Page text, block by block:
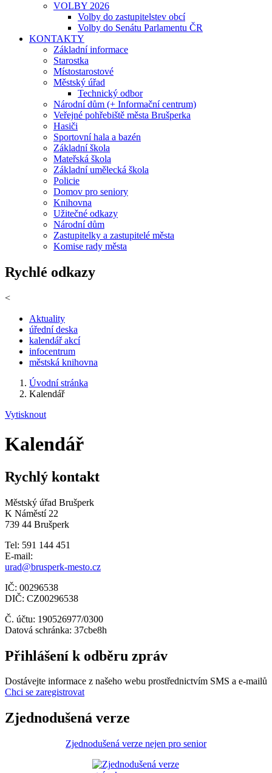
VOLBY 2026
Volby do zastupitelstev obcí
Volby do Senátu Parlamentu ČR
KONTAKTY
Základní informace
Starostka
Místostarostové
Městský úřad
Technický odbor
Národní dům (+ Informační centrum)
Veřejné pohřebiště města Brušperka
Hasiči
Sportovní hala a bazén
Základní škola
Mateřská škola
Základní umělecká škola
Policie
Domov pro seniory
Knihovna
Užitečné odkazy
Národní dům
Zastupitelky a zastupitelé města
Komise rady města
Rychlé odkazy
<
Aktuality
úřední deska
kalendář akcí
infocentrum
městská knihovna
Úvodní stránka
Kalendář
Vytisknout
Kalendář
Rychlý kontakt
Městský úřad Brušperk
K Náměstí 22
739 44 Brušperk
Tel: 591 144 451
E-mail:
urad@brusperk-mesto.cz
IČ: 00296538
DIČ: CZ00296538
Č. účtu: 190526977/0300
Datová schránka: 37cbe8h
Přihlášení k odběru zpráv
Dostávejte informace z našeho webu prostřednictvím SMS a e-mailů
Chci se zaregistrovat
Zjednodušená verze
Zjednodušená verze nejen pro senior